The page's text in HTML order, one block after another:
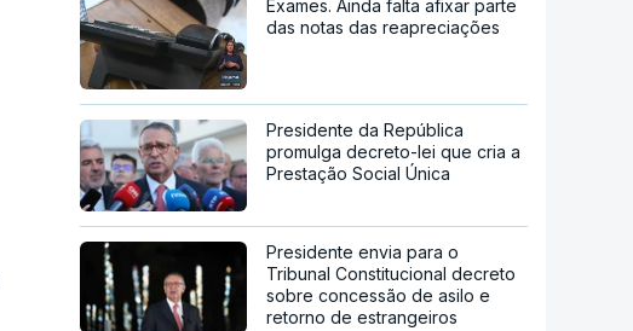
Exames. Ainda falta afixar parte
das notas das reapreciações
Presidente da República
promulga decreto-lei que cria a
Prestação Social Única
Presidente envia para o
Tribunal Constitucional decreto
sobre concessão de asilo e
retorno de estrangeiros